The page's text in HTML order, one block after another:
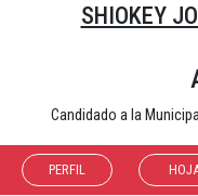
SHIOKEY
Candidado a la
PERFIL